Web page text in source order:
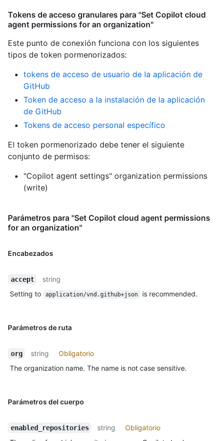
Tokens de acceso granulares para "Set Copilot cloud
agent permissions for an organization"
Este punto de conexión funciona con los siguientes
tipos de token pormenorizados:
tokens de acceso de usuario de la aplicación de
GitHub
Token de acceso a la instalación de la aplicación
de GitHub
Tokens de acceso personal específico
El token pormenorizado debe tener el siguiente
conjunto de permisos:
"Copilot agent settings" organization permissions
(write)
Parámetros para "Set Copilot cloud agent permissions
for an organization"
Encabezados
accept
string
Setting to
application/vnd.github+json is recommended.
Parámetros de ruta
org string
Obligatorio
The organization name. The name is not case sensitive.
Parámetros del cuerpo
enabled_repositories string
Obligatorio